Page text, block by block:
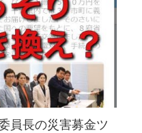
員長の災害募金ツ